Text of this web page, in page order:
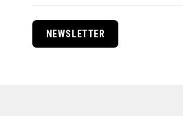
NEWSLETTER